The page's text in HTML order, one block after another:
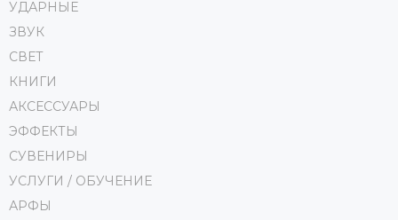
УДАРНЫЕ
ЗВУК
СВЕТ
КНИГИ
АКСЕССУАРЫ
ЭФФЕКТЫ
СУВЕНИРЫ
УСЛУГИ / ОБУЧЕНИЕ
АРФЫ